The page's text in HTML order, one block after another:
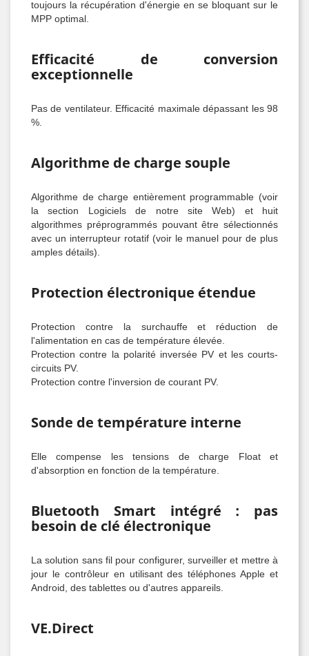
toujours la récupération d'énergie en se bloquant sur le
MPP optimal.
Efficacité de conversion
exceptionnelle
Pas de ventilateur. Efficacité maximale dépassant les 98
%.
Algorithme de charge souple
Algorithme de charge entièrement programmable (voir
la section Logiciels de notre site Web) et huit
algorithmes préprogrammés pouvant être sélectionnés
avec un interrupteur rotatif (voir le manuel pour de plus
amples détails).
Protection électronique étendue
Protection contre la surchauffe et réduction de
l'alimentation en cas de température élevée.
Protection contre la polarité inversée PV et les courts-
circuits PV.
Protection contre l'inversion de courant PV.
Sonde de température interne
Elle compense les tensions de charge Float et
d'absorption en fonction de la température.
Bluetooth Smart intégré : pas
besoin de clé électronique
La solution sans fil pour configurer, surveiller et mettre à
jour le contrôleur en utilisant des téléphones Apple et
Android, des tablettes ou d'autres appareils.
VE.Direct